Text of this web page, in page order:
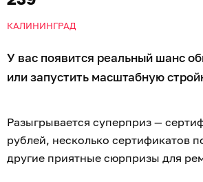
КАЛИНИНГРАД
У вас появится реальный шанс
или запустить масштабную
Разыгрывается суперприз —
рублей, несколько сертификатов
другие приятные сюрпризы для